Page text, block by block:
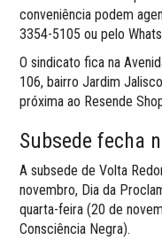
conveniência podem
3354-5105 ou pelo
O sindicato fica na
106, bairro Jardim
próxima ao Resende
Subsede fecha
A subsede de Volta
novembro, Dia da
quarta-feira (20 de
Consciência Negra).